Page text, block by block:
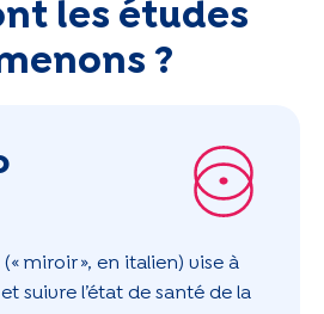
les études
?
(« miroir », en italien) vise à
suivre l’état de santé de la